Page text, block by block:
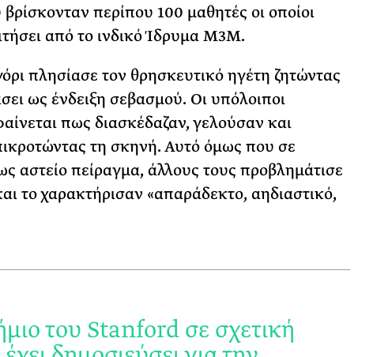
περίπου 100 μαθητές οι οποίοι
από το ινδικό Ίδρυμα M3M.
πλησίασε τον θρησκευτικό ηγέτη ζητώντας
ως ένδειξη σεβασμού. Οι υπόλοιποι
πως διασκέδαζαν, γελούσαν και
τη σκηνή. Αυτό όμως που σε
αστείο πείραγμα, άλλους τους προβλημάτισε
το χαρακτήρισαν «απαράδεκτο, αηδιαστικό,
του Stanford σε σχετική